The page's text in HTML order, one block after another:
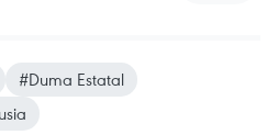
#Duma Estatal